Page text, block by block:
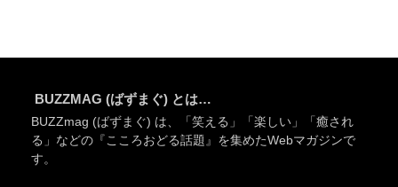
BUZZMAG (ばずまぐ) とは…
BUZZmag (ばずまぐ) は、「笑える」「楽しい」「癒され
る」などの『こころおどる話題』を集めたWebマガジンで
す。